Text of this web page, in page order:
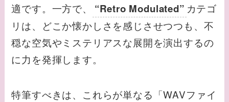
適です。一方で、
“Retro Modulated” カテゴ
リは、どこか懐かしさを感じさせつつも、不
穏な空気やミステリアスな展開を演出するの
に力を発揮します。
特筆すべきは、これらが単なる「WAVファイ